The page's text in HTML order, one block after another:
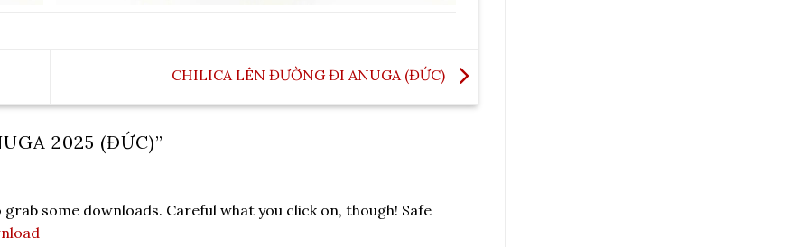
CHILICA LÊN ĐƯỜNG ĐI ANUGA (ĐỨC)
2025 (ĐỨC)”
some downloads. Careful what you click on, though! Safe